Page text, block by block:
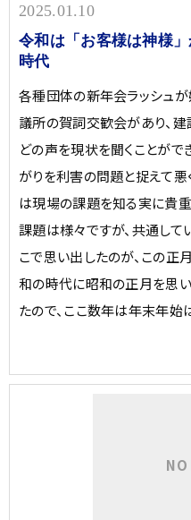
2025.01.10
令和は「お客様は神様
時代
各種団体の新年会ラッシュ
議所の賀詞交歓会があり、
どの声を現状を聞くことがで
がりを利害の問題と捉えて悪
は現場の課題を知る実に貴重
課題は様々ですが、共通して
こで思い出したのが、この正
和の時代に昭和の正月を思
たので、ここ数年は年末年
NO